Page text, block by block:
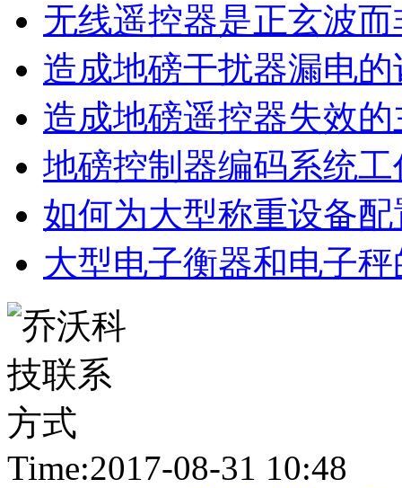
无线遥控器是正玄波
造成地磅干扰器漏电
造成地磅遥控器失效
地磅控制器编码系统
如何为大型称重设备
大型电子衡器和电子
Time:2017-08-31 10:48